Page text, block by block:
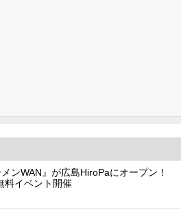
ンWAN』が広島HiroPaにオープン！
料イベント開催